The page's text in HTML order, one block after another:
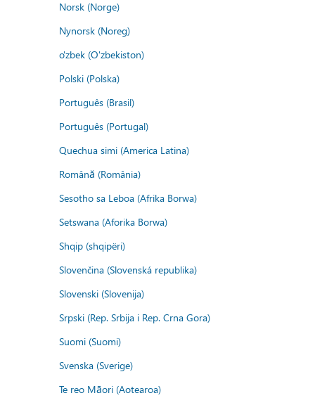
Norsk (Norge)
Nynorsk (Noreg)
o'zbek (O'zbekiston)
Polski (Polska)
Português (Brasil)
Português (Portugal)
Quechua simi (America Latina)
Română (România)
Sesotho sa Leboa (Afrika Borwa)
Setswana (Aforika Borwa)
Shqip (shqipëri)
Slovenčina (Slovenská republika)
Slovenski (Slovenija)
Srpski (Rep. Srbija i Rep. Crna Gora)
Suomi (Suomi)
Svenska (Sverige)
Te reo Māori (Aotearoa)